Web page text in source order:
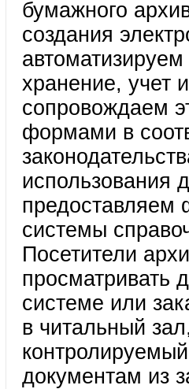
бумажного
создания
хранение, учет
сопровождаем
формами в
использования
предоставляем
системы
Посетители
просматривать
системе или
в читальный
документам из